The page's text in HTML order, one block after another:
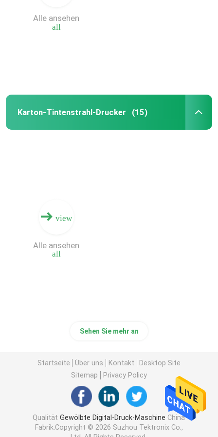
Maschine digitaler Box Druck
Karton-Tintenstrahl-Drucker
digitale Presse des Tintenstrahl
Kasten-Drucker Machine
Einzelner Durchlauf-gewölbter Drucker
all
Alle ansehen
Karton-Tintenstrahl-Drucker (15)
view
all
Alle ansehen
Sehen Sie mehr an
Startseite Über uns Kontakt
Desktop Site
Sitemap
Privacy Policy
QualitätGewölbte Digital-Druck-Maschine China
Fabrik.Copyright © 2026 Suzhou Tektronix Co.,